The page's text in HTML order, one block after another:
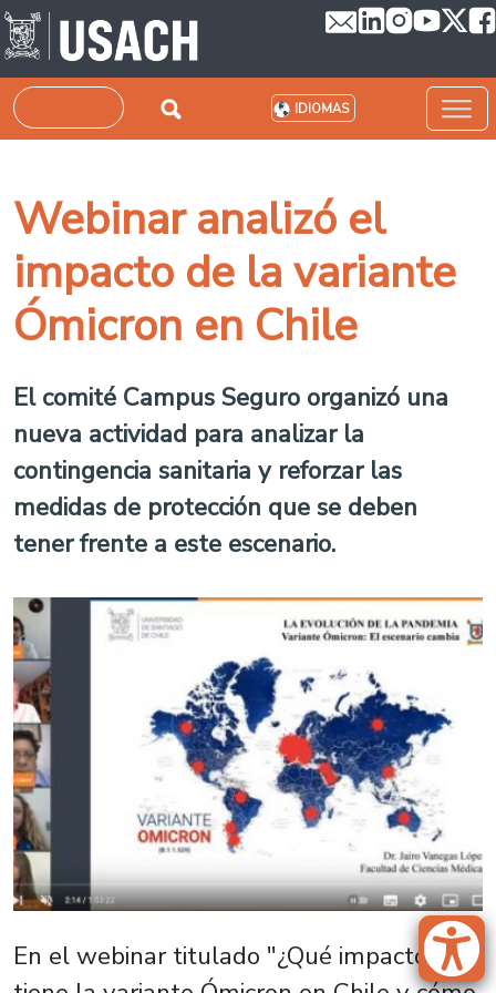
Pasar al contenido principal
Buscar IDIOMAS
Webinar analizó el
impacto de la variante
Ómicron en Chile
El comité Campus Seguro organizó una
nueva actividad para analizar la
contingencia sanitaria y reforzar las
medidas de protección que se deben
tener frente a este escenario.
En el webinar titulado "¿Qué impacto